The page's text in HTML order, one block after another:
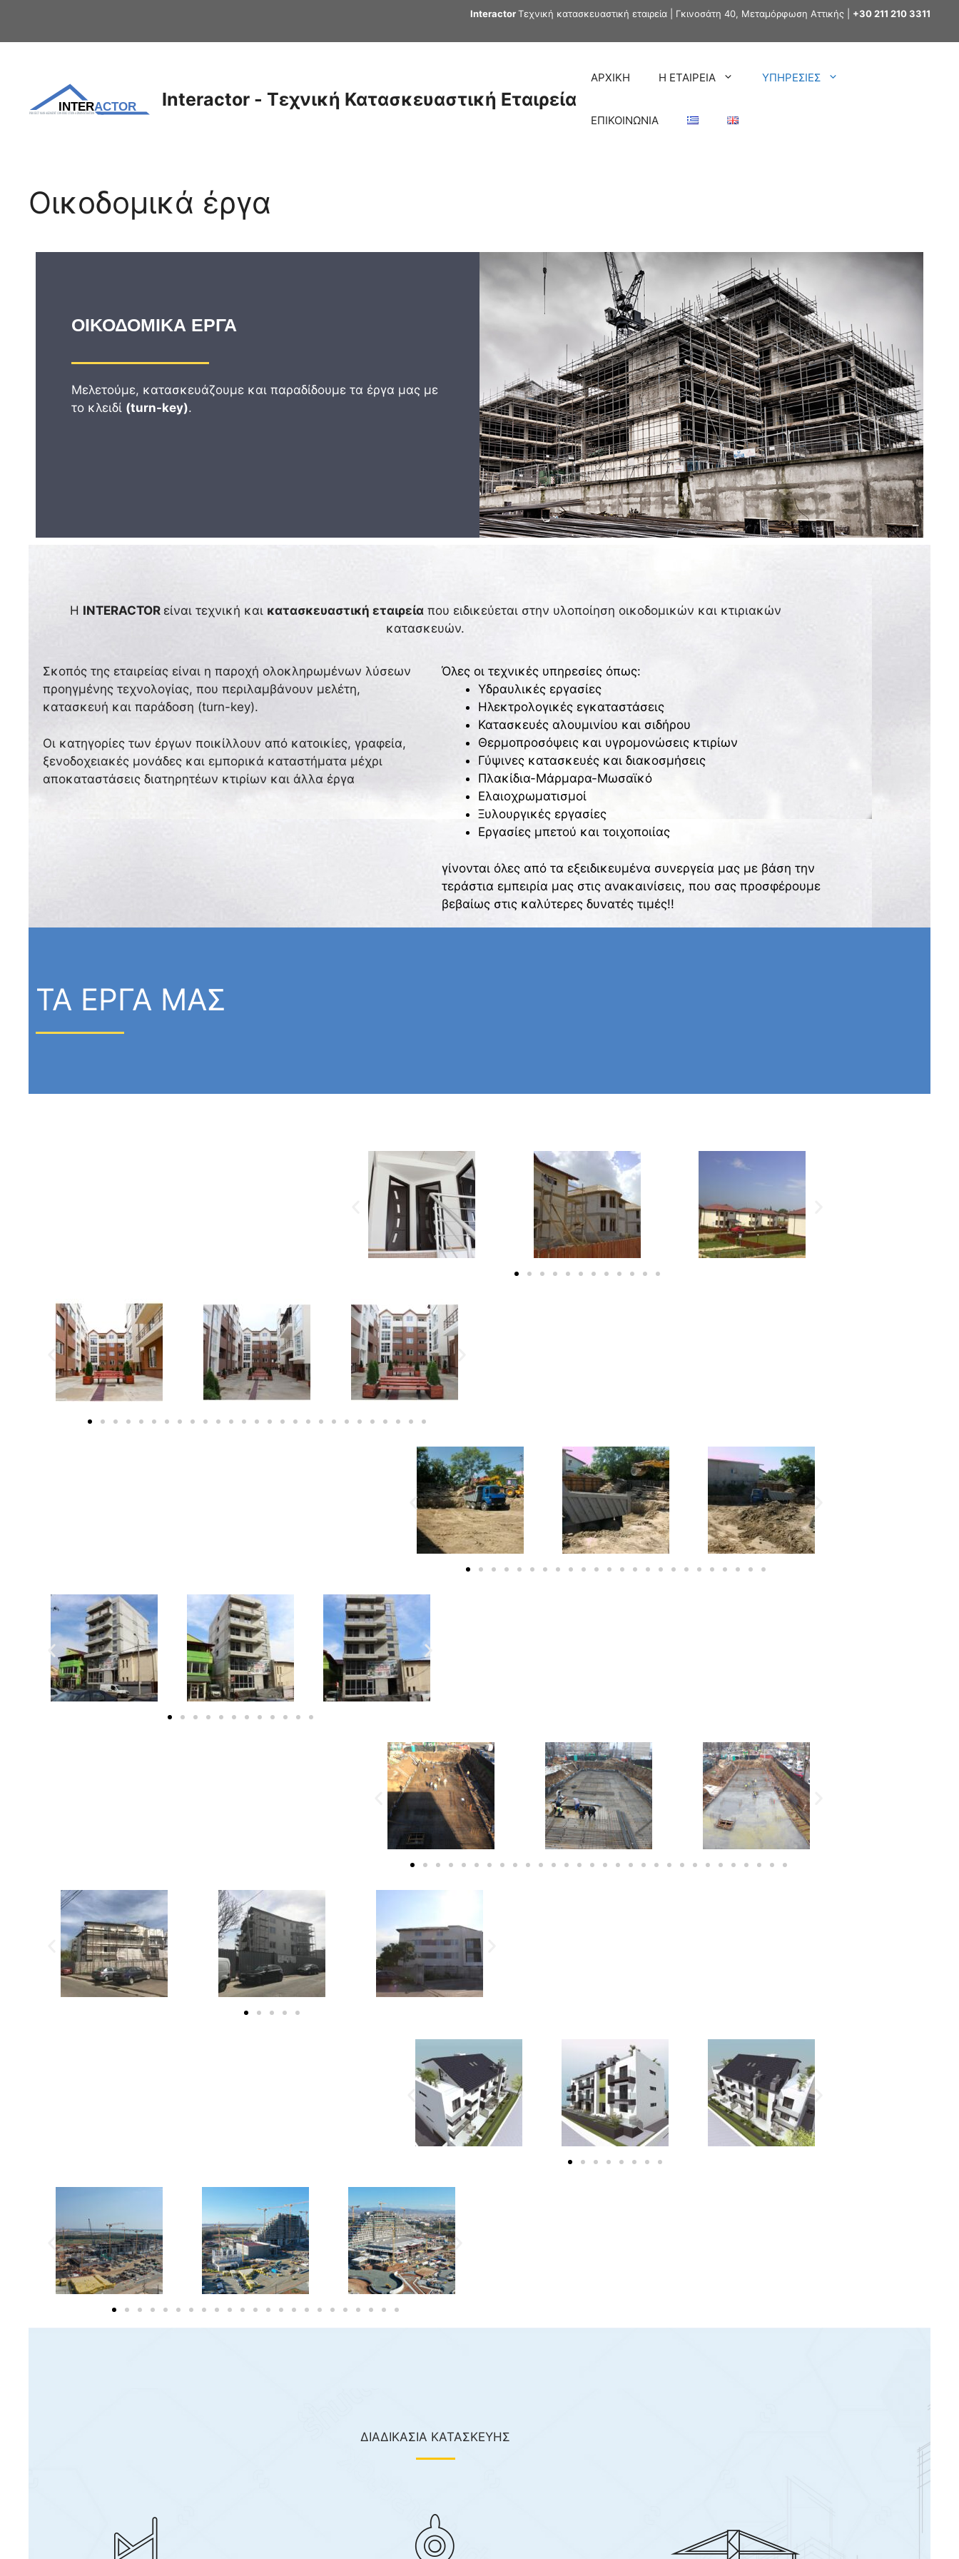
InteractorΤεχνική κατασκευαστική εταιρεία | Γκινοσάτη 40, Μεταμόρφωση Αττικής | +30 211 210 3311
Interactor - Τεχνική Κατασκευαστική Εταιρεία
ΑΡΧΙΚΗ Η ΕΤΑΙΡΕΙΑ ΥΠΗΡΕΣΙΕΣ
ΕΠΙΚΟΙΝΩΝΙΑ
Οικοδομικά έργα
ΟΙΚΟΔΟΜΙΚΑ ΕΡΓΑ
Μελετούμε, κατασκευάζουμε και παραδίδουμε τα έργα μας με
το κλειδί (turn-key).
H INTERACTOR είναι τεχνική και κατασκευαστική εταιρείαπου ειδικεύεται στην υλοποίηση οικοδομικών και κτιριακών
κατασκευών.
Σκοπός της εταιρείας είναι η παροχή ολοκληρωμένων λύσεων
προηγμένης τεχνολογίας, που περιλαμβάνουν μελέτη,
κατασκευή και παράδοση (turn-key).
Οι κατηγορίες των έργων ποικίλλουν από κατοικίες, γραφεία,
ξενοδοχειακές μονάδες και εμπορικά καταστήματα μέχρι
αποκαταστάσεις διατηρητέων κτιρίων και άλλα έργα
Όλες οι τεχνικές υπηρεσίες όπως:
Υδραυλικές εργασίες
Ηλεκτρολογικές εγκαταστάσεις
Κατασκευές αλουμινίου και σιδήρου
Θερμοπροσόψεις και υγρομονώσεις κτιρίων
Γύψινες κατασκευές και διακοσμήσεις
Πλακίδια-Μάρμαρα-Μωσαϊκό
Ελαιοχρωματισμοί
Ξυλουργικές εργασίες
Εργασίες μπετού και τοιχοποιίας
γίνονται όλες από τα εξειδικευμένα συνεργεία μας με βάση την
τεράστια εμπειρία μας στις ανακαινίσεις, που σας προσφέρουμε
βεβαίως στις καλύτερες δυνατές τιμές!!
ΤΑ ΕΡΓΑ ΜΑΣ
ΔΙΑΔΙΚΑΣΙΑ ΚΑΤΑΣΚΕΥΗΣ